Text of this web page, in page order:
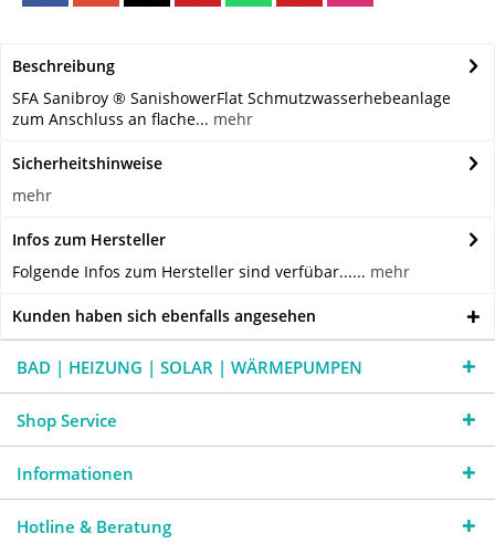
Beschreibung
SFA Sanibroy ® SanishowerFlat Schmutzwasserhebeanlage
zum Anschluss an flache... mehr
Sicherheitshinweise
mehr
Infos zum Hersteller
Folgende Infos zum Hersteller sind verfübar...... mehr
Kunden haben sich ebenfalls angesehen
BAD | HEIZUNG | SOLAR | WÄRMEPUMPEN
Shop Service
Informationen
Hotline & Beratung